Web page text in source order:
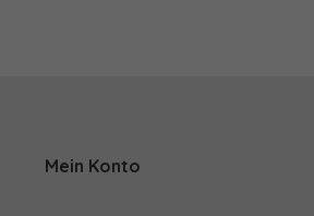
Mein Konto